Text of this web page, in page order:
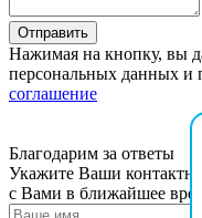
Отправить
Нажимая на кнопку, вы
персональных данных и
соглашение
Благодарим за ответы
Укажите Ваши
с Вами в ближайшее